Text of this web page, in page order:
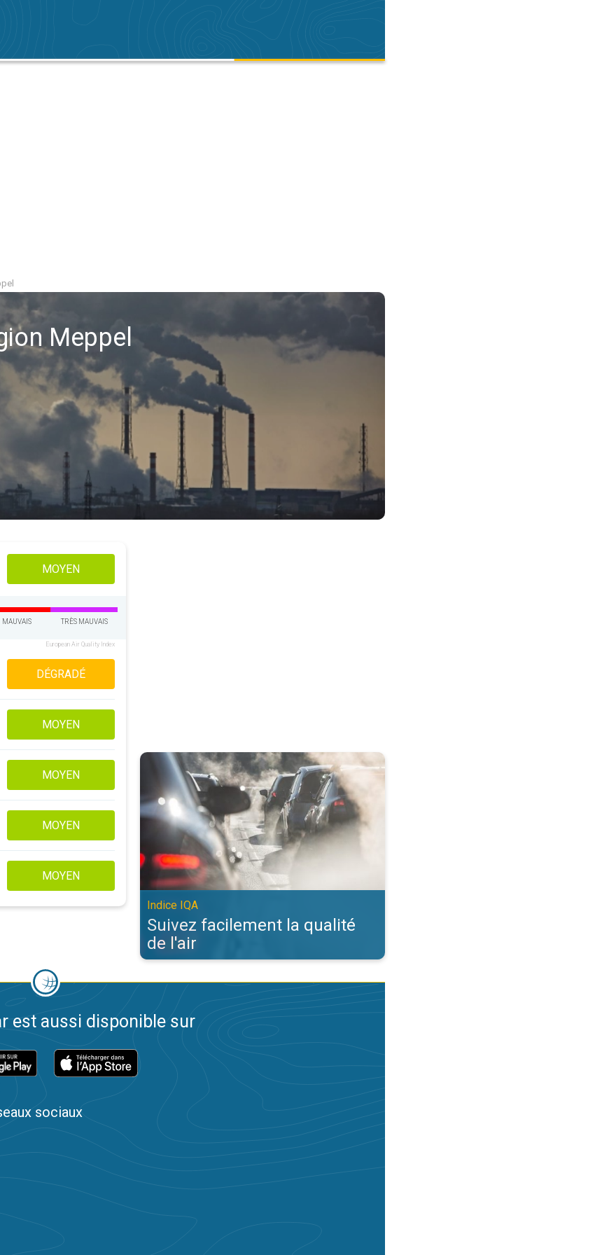
Meppel
MOYEN
MAUVAIS TRÈS MAUVAIS
European Air Quality Index
DÉGRADÉ
MOYEN
MOYEN
MOYEN
MOYEN
Suivez facilement la qualité de l'air. Indice IQA. . .
Indice IQA
Suivez facilement la qualité
de l'air
est aussi disponible sur
sociaux